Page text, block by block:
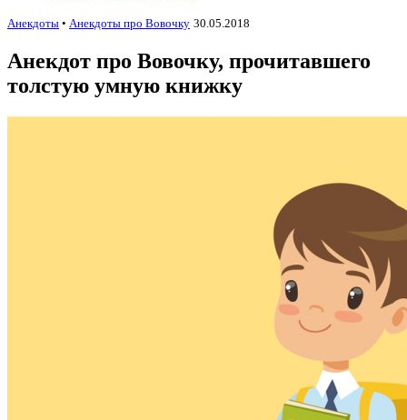
Анекдоты • Анекдоты про Вовочку 30.05.2018
Анекдот про Вовочку, прочитавшего
толстую умную книжку